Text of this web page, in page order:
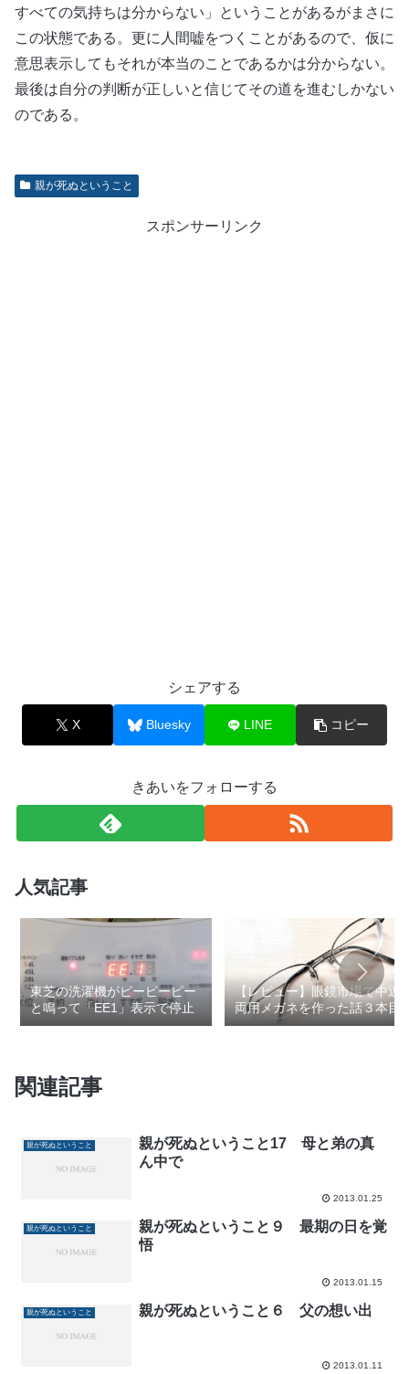
すべての気持ちは分からない」ということがあるがまさに
この状態である。更に人間嘘をつくことがあるので、仮に
意思表示してもそれが本当のことであるかは分からない。
最後は自分の判断が正しいと信じてその道を進むしかない
のである。
親が死ぬということ
スポンサーリンク
シェアする
X Bluesky LINE コピー
きあいをフォローする
人気記事
東芝の洗濯機がピーピーピー
と鳴って「EE1」表示で停止
【レビュー】眼鏡市場で中近
両用メガネを作った話３本目
関連記事
親が死ぬということ
親が死ぬということ17 母と弟の真
ん中で
2013.01.25
親が死ぬということ
親が死ぬということ９ 最期の日を覚
悟
2013.01.15
親が死ぬということ 親が死ぬということ６ 父の想い出
2013.01.11